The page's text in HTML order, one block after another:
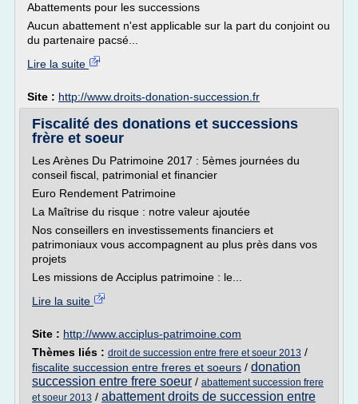
Abattements pour les successions
Aucun abattement n'est applicable sur la part du conjoint ou
du partenaire pacsé...
Lire la suite
Site : http://www.droits-donation-succession.fr
Fiscalité des donations et successions
frère et soeur
Les Arènes Du Patrimoine 2017 : 5èmes journées du
conseil fiscal, patrimonial et financier
Euro Rendement Patrimoine
La Maîtrise du risque : notre valeur ajoutée
Nos conseillers en investissements financiers et
patrimoniaux vous accompagnent au plus près dans vos
projets
Les missions de Acciplus patrimoine : le...
Lire la suite
Site : http://www.acciplus-patrimoine.com
Thèmes liés : droit de succession entre frere et soeur 2013 /
fiscalite succession entre freres et soeurs / donation
succession entre frere soeur / abattement succession frere
et soeur 2013 / abattement droits de succession entre